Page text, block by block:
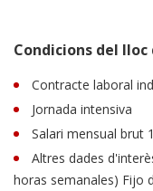
Condicions del
Contracte laboral
Jornada intensiva
Salari mensual brut
Altres dades
horas semanales) Fijo